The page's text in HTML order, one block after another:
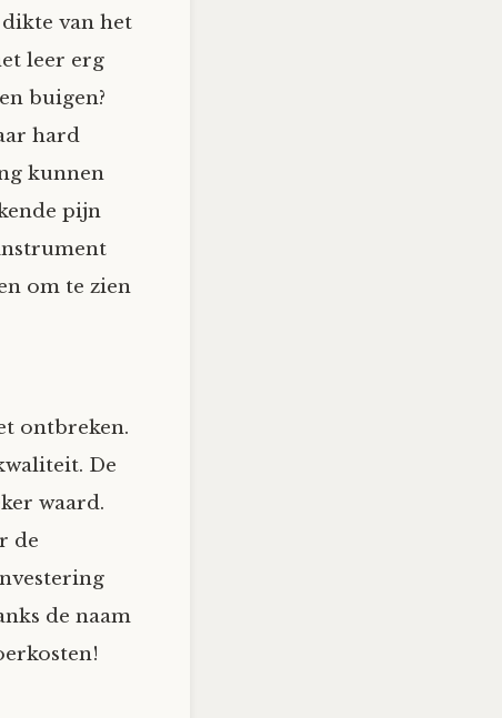
van het
leer erg
buigen?
hard
kunnen
pijn
om te zien
ontbreken.
De
waard.
de
de naam